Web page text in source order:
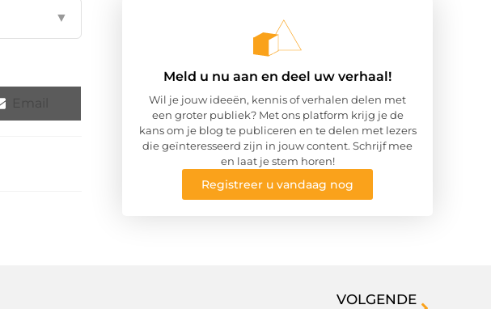
▼
Meld u nu aan en deel uw verhaal!
Wil je jouw ideeën, kennis of verhalen delen met
een groter publiek? Met ons platform krijg je de
kans om je blog te publiceren en te delen met lezers
die geïnteresseerd zijn in jouw content. Schrijf mee
en laat je stem horen!
Registreer u vandaag nog
VOLGENDE